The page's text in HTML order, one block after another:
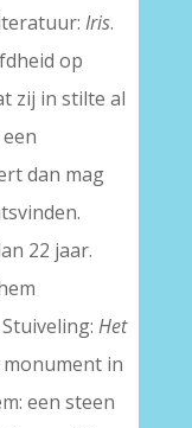
Iris.
op
zij in stilte al
dan mag
22 jaar.
Het
in
een steen